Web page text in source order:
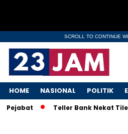
SCROLL TO CONTINUE
HOME NASIONAL POLITIK
Pejabat Teller Bank Nekat